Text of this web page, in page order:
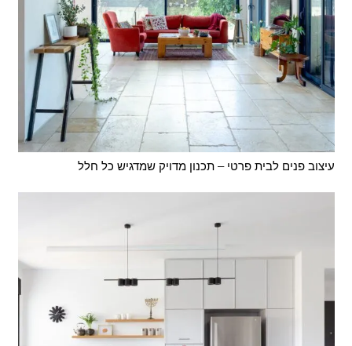
עיצוב פנים לבית פרטי – תכנון מדויק שמדגיש כל חלל